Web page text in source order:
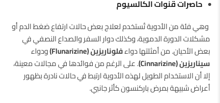
حاصرات قنوات الكالسيوم
وهي فئة من الأدوية تُستخدم لعلاج بعض حالات ارتفاع ضغط الدم أو
مشكلات الدورة الدموية، وكذلك دوار السفر والصداع النصفي في
بعض الأحيان. من أمثلتها دواءفلوناريزين (Flunarizine)
ودواء
سيناريزين (Cinnarizine)
. على الرغم من فوائدها في مجالات معينة،
إلا أن الاستخدام الطويل لهذه الأدوية ارتبط في حالات نادرة بظهور
أعراض شبيهة بمرض باركنسون كأثر جانبي.